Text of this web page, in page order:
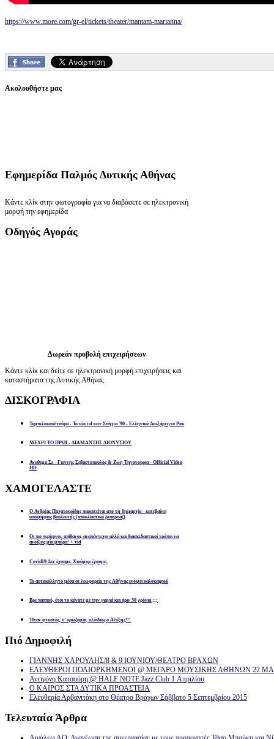
https://www.more.com/gr-el/tickets/theater/mantam-marianna/
Ακολουθήστε μας
Εφημερίδα Παλμός Δυτικής Αθήνας
Κάντε κλίκ στην φωτογραφία για να διαβάσετε σε ηλεκτρονική
μορφή την εφημερίδα
Οδηγός Αγοράς
Δωρεάν προβολή επιχειρήσεων
Κάντε κλίκ και δείτε σε ηλεκτρονική μορφή επιχειρήσεις και
καταστήματα της Δυτικής Αθήνας
ΔΙΣΚΟΓΡΑΦΙΑ
Ταμπελοκουλτούρα - Το νέο cd των Στίγμα '90 - Ελληνικό Ανεξάρτητο Ροκ
ΜΕΧΡΙ ΤΟ ΠΡΩΙ - ΔΙΑΜΑΝΤΗΣ ΔΙΟΝΥΣΙΟΥ
Αναθεμα Σε - Γιαννης Σεβαστοπουλος & Ζωη Τηγανουρια - Official Video
HD
ΧΑΜΟΓΕΛΑΣΤΕ
Ο Ανδρέας Παχατουρίδης παραιτείται απο τη δημαρχία - κατεβαίνει
υποψήφιος βουλευτής (αποκλειστικό ρεπορτάζ)
Οι πιο περίεργοι, απίθανοι, αναπάντεχοι αλλά και διασκεδαστικοί τρόποι να
ανοίξεις μία μπύρα! + vid
Covid19 Δεν έχουμε. Χιούμορ έχουμε;
Το αυτοκόλλητο μέσα σε λεωφορείο της Αθήνας ενόψει καλοκαιριού
Βρε παππού, έτσι το κάνατε με την γιαγιά και πριν 50 χρόνια ;;;
Ήταν φτυστός, τ’ ορκίζομαι, ολόιδιος ο Αλέξης!!!
Πιό Δημοφιλή
ΓΙΑΝΝΗΣ ΧΑΡΟΥΛΗΣ/8 & 9 ΙΟΥΝΙΟΥ/ΘΕΑΤΡΟ ΒΡΑΧΩΝ
ΕΛΕΥΘΕΡΟΙ ΠΟΛΙΟΡΚΗΜΕΝΟΙ @ ΜΕΓΑΡΟ ΜΟΥΣΙΚΗΣ ΑΘΗΝΩΝ 22
Αντιγόνη Κατσούρη @ HALF NOTE Jazz Club 1 Απριλίου
Ο ΚΑΙΡΟΣ ΣΤΑ ΔΥΤΙΚΑ ΠΡΟΑΣΤΕΙΑ
Ελευθερία Αρβανιτάκη στο Θέατρο Βράχων Σάββατο 5 Σεπτεμβρίου 2015
Τελευταία Άρθρα